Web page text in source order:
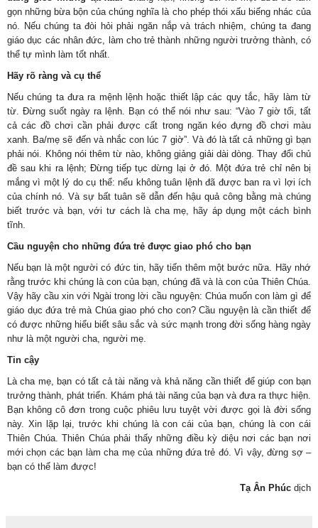
gọn những bừa bộn của chúng nghĩa là cho phép thói xấu biếng nhác của
nó. Nếu chúng ta đòi hỏi phải ngăn nắp và trách nhiệm, chúng ta đang
giáo dục các nhân đức, làm cho trẻ thành những người trưởng thành, có
thể tự mình làm tốt nhất.
Hãy rõ ràng và cụ thể
Nếu chúng ta đưa ra mệnh lệnh hoặc thiết lập các quy tắc, hãy làm từ
từ. Đừng suốt ngày ra lệnh. Bạn có thể nói như sau: “Vào 7 giờ tối, tất
cả các đồ chơi cần phải được cất trong ngăn kéo đựng đồ chơi màu
xanh. Ba/mẹ sẽ đến và nhắc con lúc 7 giờ”. Và đó là tất cả những gì bạn
phải nói. Không nói thêm từ nào, không giảng giải dài dòng. Thay đổi chủ
đề sau khi ra lệnh; Đừng tiếp tục dừng lại ở đó. Một đứa trẻ chỉ nên bị
mắng vì một lý do cụ thể: nếu không tuân lệnh đã được ban ra vì lợi ích
của chính nó. Và sự bất tuân sẽ dẫn đến hậu quả công bằng mà chúng
biết trước và bạn, với tư cách là cha mẹ, hãy áp dụng một cách bình
tĩnh.
Cầu nguyện cho những đứa trẻ được giao phó cho bạn
Nếu bạn là một người có đức tin, hãy tiến thêm một bước nữa. Hãy nhớ
rằng trước khi chúng là con của bạn, chúng đã và là con của Thiên Chúa.
Vậy hãy cầu xin với Ngài trong lời cầu nguyện: Chúa muốn con làm gì để
giáo dục đứa trẻ mà Chúa giao phó cho con? Cầu nguyện là cần thiết để
có được những hiểu biết sâu sắc và sức mạnh trong đời sống hàng ngày
như là một người cha, người mẹ.
Tin cậy
Là cha mẹ, bạn có tất cả tài năng và khả năng cần thiết để giúp con bạn
trưởng thành, phát triển. Khám phá tài năng của bạn và đưa ra thực hiện.
Bạn không cô đơn trong cuộc phiêu lưu tuyệt vời được gọi là đời sống
này. Xin lặp lại, trước khi chúng là con cái của bạn, chúng là con cái
Thiên Chúa. Thiên Chúa phải thấy những điều kỳ diệu nơi các bạn nơi
mới chọn các bạn làm cha mẹ của những đứa trẻ đó. Vì vậy, đừng sợ –
bạn có thể làm được!
Tạ Ân Phúc dịch